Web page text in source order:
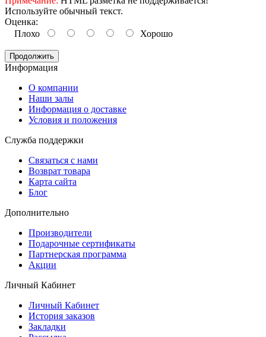
Используйте обычный текст.
Оценка:
Плохо
Хорошо
Продолжить
Информация
O компании
Наши залы
Информация о доставке
Условия и положения
Служба поддержки
Связаться с нами
Возврат товара
Карта сайта
Блог
Дополнительно
Производители
Подарочные сертификаты
Партнерская программа
Акции
Личный Кабинет
Личный Кабинет
История заказов
Закладки